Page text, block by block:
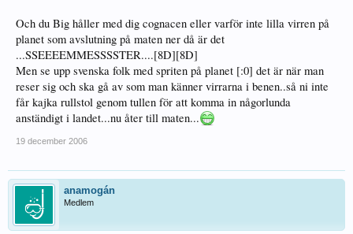
Och du Big håller med dig cognacen eller varför inte lilla virren på
planet som avslutning på maten ner då är det
...SSEEEEMMESSSSTER....[8D][8D]
Men se upp svenska folk med spriten på planet [:0] det är när man
reser sig och ska gå av som man känner virrarna i benen..så ni inte
får kajka rullstol genom tullen för att komma in någorlunda
anständigt i landet...nu åter till maten...
19 december 2006
anamogán
Medlem